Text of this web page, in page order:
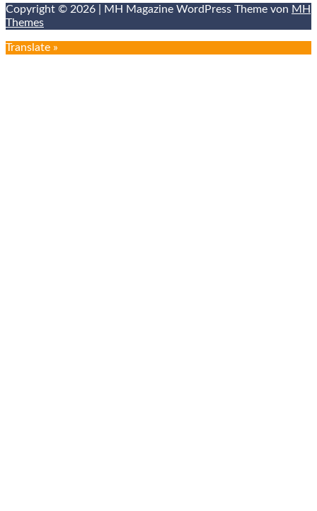
Copyright © 2026 | MH Magazine WordPress Theme von MH
Themes
Translate »